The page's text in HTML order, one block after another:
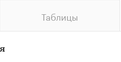
Таблицы